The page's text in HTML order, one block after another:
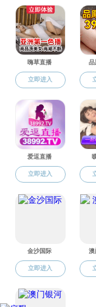
联系电话
邮编：
地址：北
京师智能